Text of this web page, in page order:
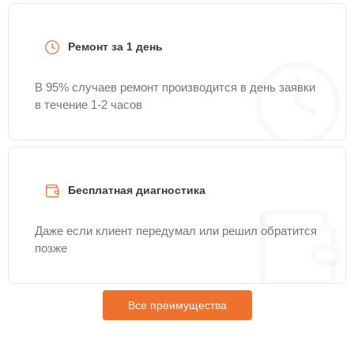
Ремонт за 1 день
В 95% случаев ремонт производится в день заявки
в течение 1-2 часов
Бесплатная диагностика
Даже если клиент передумал или решил обратится
позже
Все преимущества